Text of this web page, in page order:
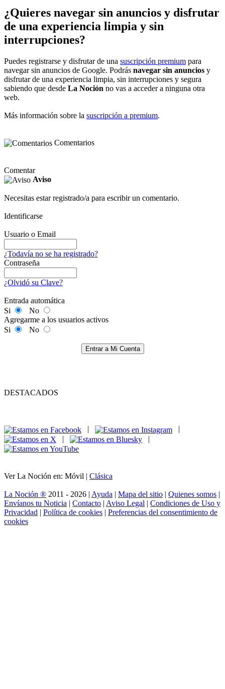
¿Quieres navegar sin anuncios y disfrutar
de una experiencia limpia y sin
interrupciones?
Puedes registrarse y disfrutar de una suscripción premium para
navegar sin anuncios de Google. Podrás navegar sin anuncios y
disfrutar de una experiencia limpia, sin interrupciones y segura
sabiendo que desde La Noción no vas a acceder a ninguna otra
web.
Más información sobre la suscripción a premium.
Comentarios
Comentar
Aviso
Necesitas estar registrado/a para escribir un comentario.
Identificarse
Usuario o Email
¿Todavía no se ha registrado?
Contraseña
¿Olvidó su Clave?
Entrada automática
Si
No
Agregarme a los usuarios activos
Si
No
Entrar a Mi Cuenta
DESTACADOS
|
|
Ver La Noción en: Móvil | Clásica
La Noción ® 2011 - 2026 | Ayuda | Mapa del sitio | Quienes somos |
Envíanos tu Noticia | Contacto | Aviso Legal | Condiciones de Uso y
Privacidad | Política de cookies | Preferencias del consentimiento de
cookies